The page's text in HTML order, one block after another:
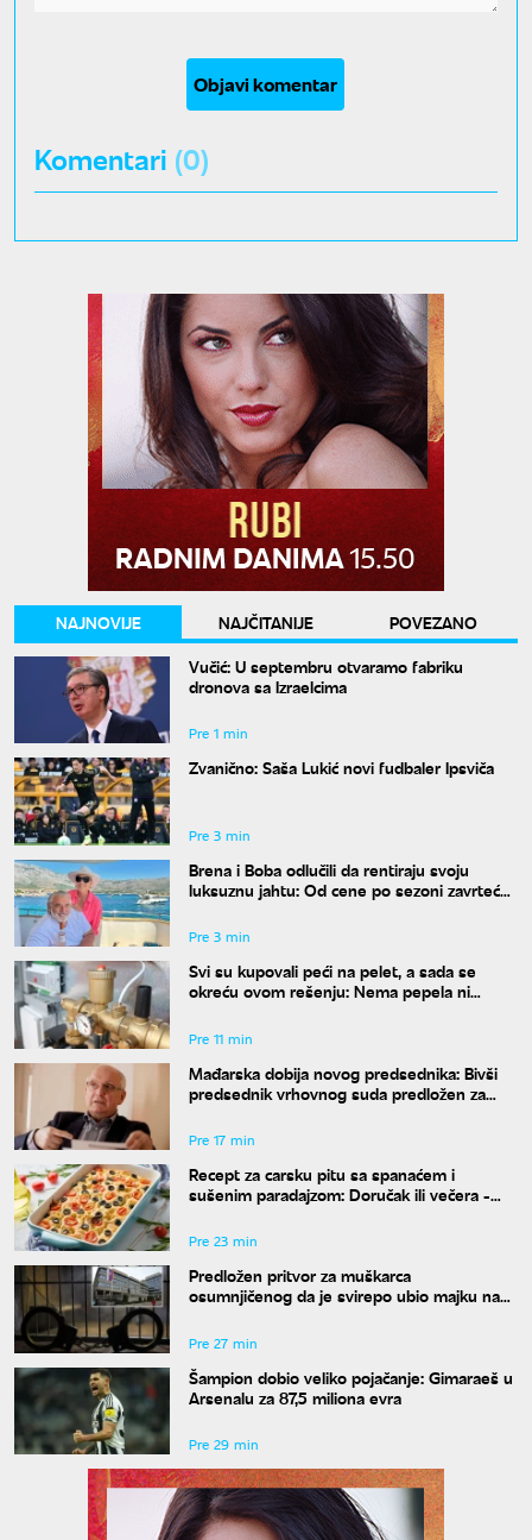
Objavi komentar
Komentari (0)
NAJNOVIJE NAJČITANIJE
POVEZANO
Vučić: U septembru otvaramo fabriku
dronova sa Izraelcima
Pre 1 min
Zvanično: Saša Lukić novi fudbaler Ipsviča
Pre 3 min
Brena i Boba odlučili da rentiraju svoju
luksuznu jahtu: Od cene po sezoni zavrteće
Pre 3 min
Svi su kupovali peći na pelet, a sada se
okreću ovom rešenju: Nema pepela ni
Pre 11 min
Mađarska dobija novog predsednika: Bivši
predsednik vrhovnog suda predložen za
Pre 17 min
Recept za carsku pitu sa spanaćem i
sušenim paradajzom: Doručak ili večera -
Pre 23 min
Predložen pritvor za muškarca
osumnjičenog da je svirepo ubio majku na
Pre 27 min
Šampion dobio veliko pojačanje: Gimaraeš u
Arsenalu za 87,5 miliona evra
Pre 29 min